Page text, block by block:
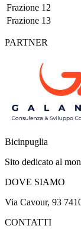
Frazione 12
Frazione 13
PARTNER
Bicinpuglia
Sito dedicato al
DOVE SIAMO
Via Cavour, 93
CONTATTI